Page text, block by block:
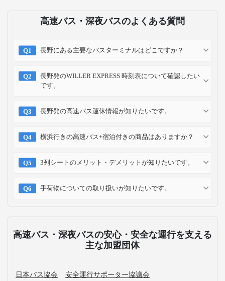
高速バス・深夜バスのよくある質問
長野にある主要なバスターミナルはどこですか？
長野発のWILLER EXPRESS 時刻表について確認したい
です。
長野発の高速バス運休情報が知りたいです。
横浜行きの高速バス+宿泊付きの商品はありますか？
3列シートのメリット・デメリットが知りたいです。
手荷物についての取り扱いが知りたいです。
高速バス・深夜バスの安心・安全な運行を支える
主な加盟団体
日本バス協会 安全運行サポーター協議会